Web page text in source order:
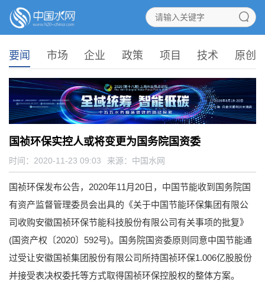
要闻 市场 企业 政策 项目 技术 原创
国祯环保实控人或将变更为国务院国资委
时间：2020-11-23 09:03 来源： 中国水网
国祯环保发布公告，2020年11月20日，中国节能收到国务院国
有资产监督管理委员会出具的《关于中国节能环保集团有限公
司收购安徽国祯环保节能科技股份有限公司有关事项的批复》
(国资产权〔2020〕592号)。国务院国资委原则同意中国节能通
过受让安徽国祯集团股份有限公司所持国祯环保1.006亿股股份
并接受表决权委托等方式取得国祯环保控股权的整体方案。